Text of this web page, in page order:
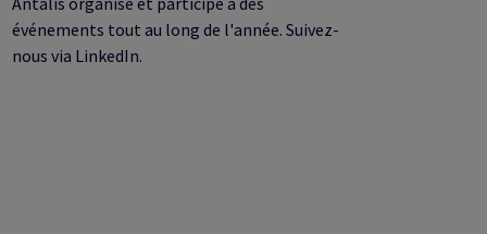
événements tout au long de l'année. Suivez-
nous via LinkedIn.